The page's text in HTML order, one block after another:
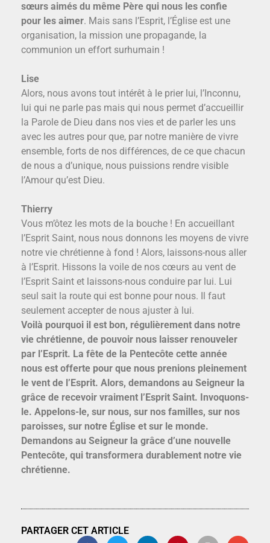
sœurs aimés du même Père qui nous les confie
pour les aimer. Mais sans l’Esprit, l’Église est une
organisation, la mission une propagande, la
communion un effort surhumain !
Lise
Alors, nous avons tout intérêt à le prier lui, l’Inconnu,
lui qui ne parle pas mais qui nous permet d’accueillir
la Parole de Dieu dans nos vies et de parler les uns
avec les autres pour que, par notre manière de vivre
ensemble, forts de nos différences, de ce que chacun
de nous a d’unique, nous puissions rendre visible
l’Amour qu’est Dieu.
Thierry
Vous m’ôtez les mots de la bouche ! En accueillant
l’Esprit Saint, nous nous donnons les moyens de vivre
notre vie chrétienne à fond ! Alors, laissons-nous aller
à l’Esprit. Hissons la voile de nos cœurs au vent de
l’Esprit Saint et laissons-nous conduire par lui. Lui
seul sait la route qui est bonne pour nous. Il faut
seulement accepter de nous ajuster à lui.
Voilà pourquoi il est bon, régulièrement dans notre
vie chrétienne, de pouvoir nous laisser renouveler
par l’Esprit. La fête de la Pentecôte cette année
nous est offerte pour que nous prenions pleinement
le vent de l’Esprit. Alors, demandons au Seigneur la
grâce de recevoir vraiment l’Esprit Saint. Invoquons-
le. Appelons-le, sur nous, sur nos familles, sur nos
paroisses, sur notre Église et sur le monde.
Demandons au Seigneur la grâce d’une nouvelle
Pentecôte, qui transformera durablement notre vie
chrétienne.
PARTAGER CET ARTICLE